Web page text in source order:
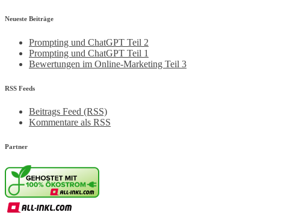
Neueste Beiträge
Prompting und ChatGPT Teil 2
Prompting und ChatGPT Teil 1
Bewertungen im Online-Marketing Teil 3
RSS Feeds
Beitrags Feed (RSS)
Kommentare als RSS
Partner